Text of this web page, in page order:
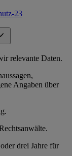
23
relevante Daten.
Angaben über
drei Jahre für